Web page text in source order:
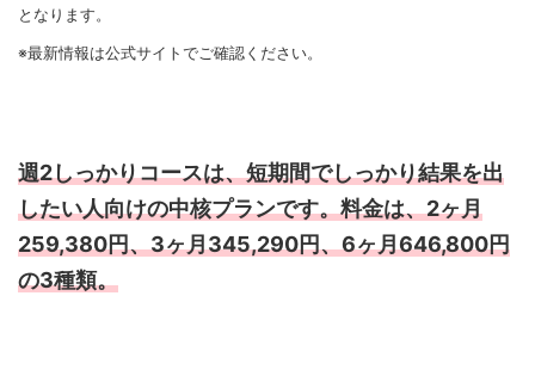
となります。
※最新情報は公式サイトでご確認ください。
週2しっかりコースは、短期間でしっかり結果を出
したい人向けの中核プランです。料金は、2ヶ月
259,380円、3ヶ月345,290円、6ヶ月646,800円
の3種類。